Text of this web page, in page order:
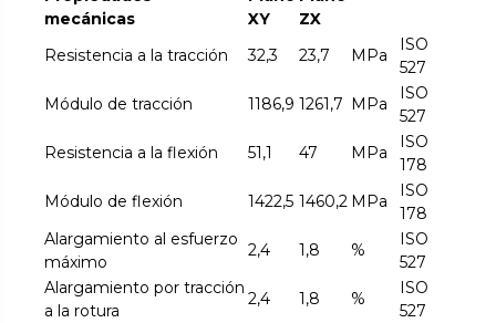
mecánicas
XY
ZX
Resistencia a la tracción
32,3 23,7 MPa
ISO
527
Módulo de tracción
1186,9 1261,7 MPa
ISO
527
Resistencia a la flexión
51,1 47 MPa
ISO
178
Módulo de flexión
1422,5 1460,2 MPa
ISO
178
Alargamiento al esfuerzo
máximo
2,4 1,8 %
ISO
527
Alargamiento por tracción
a la rotura
2,4 1,8 %
ISO
527